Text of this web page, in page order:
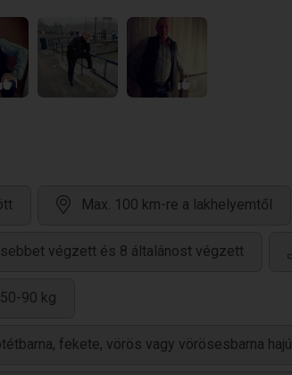
1
Max. 100 km-re a lakhelyemtől
végzett és 8 általánost végzett
50-90 kg
fekete, vörös vagy vörösesbarna hajú